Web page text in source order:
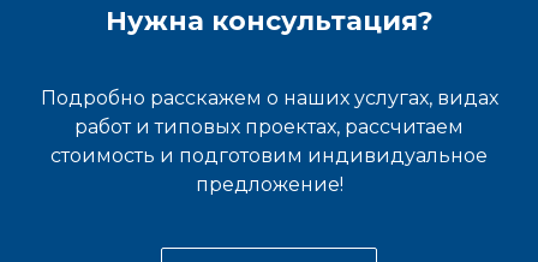
Нужна консультация?
Подробно расскажем о наших услугах, видах
работ и типовых проектах, рассчитаем
стоимость и подготовим индивидуальное
предложение!